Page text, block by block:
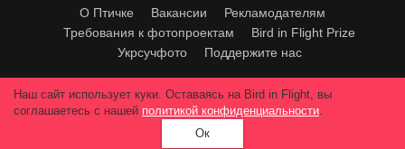
О Птичке Вакансии
Рекламодателям
Требования к фотопроектам
Bird in Flight Prize
Укрсучфото
Поддержите нас
Любое использование материалов допускается только с согласия
редакции.© 2026, Bird In Flight.
Все права защищены.
Наш сайт использует куки. Оставаясь на Bird in Flight, вы
соглашаетесь с нашей политикой конфиденциальности.
Ок